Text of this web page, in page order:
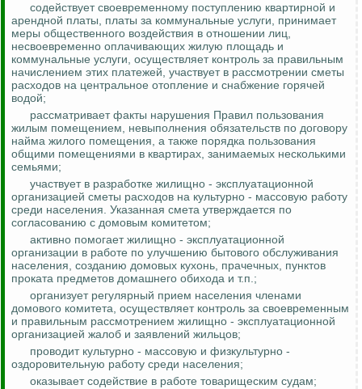
содействует своевременному поступлению квартирной и
арендной платы, платы за коммунальные услуги, принимает
меры общественного воздействия в отношении лиц,
несвоевременно оплачивающих жилую площадь и
коммунальные услуги, осуществляет контроль за правильным
начислением этих платежей, участвует в рассмотрении сметы
расходов на центральное отопление и снабжение горячей
водой;
рассматривает факты нарушения Правил пользования
жилым помещением, невыполнения обязательств по договору
найма жилого помещения, а также порядка пользования
общими помещениями в квартирах, занимаемых несколькими
семьями;
участвует в разработке жилищно - эксплуатационной
организацией сметы расходов на культурно - массовую работу
среди населения. Указанная смета утверждается по
согласованию с домовым комитетом;
активно помогает жилищно - эксплуатационной
организации в работе по улучшению бытового обслуживания
населения, созданию домовых кухонь, прачечных, пунктов
проката предметов домашнего обихода и т.п.;
организует регулярный прием населения членами
домового комитета, осуществляет контроль за своевременным
и правильным рассмотрением жилищно - эксплуатационной
организацией жалоб и заявлений жильцов;
проводит культурно - массовую и физкультурно -
оздоровительную работу среди населения;
оказывает содействие в работе товарищеским судам;